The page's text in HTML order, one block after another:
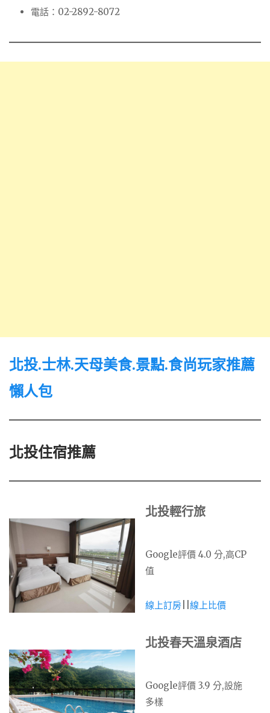
電話：02-2892-8072
北投.士林.天母美食.景點.食尚玩家推薦
懶人包
北投住宿推薦
北投輕行旅
Google評價 4.0 分,高CP
值
線上訂房|| 線上比價
北投春天溫泉酒店
Google評價 3.9 分,設施
多樣